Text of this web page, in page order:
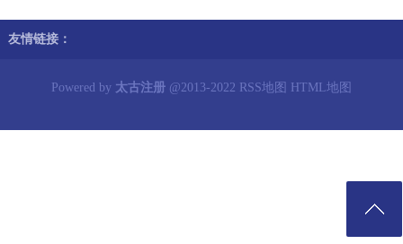
友情链接：
Powered by 太古注册 @2013-2022 RSS地图 HTML地图